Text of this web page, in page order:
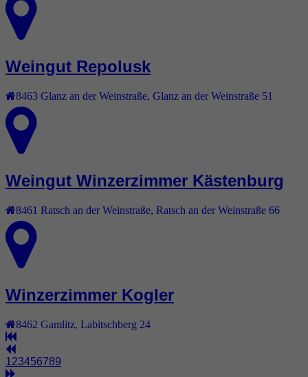
Weingut Repolusk
8463 Glanz an der Weinstraße Glanz an der Weinstraße 51
Weingut Winzerzimmer Kästenburg
8461 Ratsch an der Weinstraße Ratsch an der Weinstraße 66
Winzerzimmer Kogler
8462 Gamlitz Labitschberg 24
1 23456789